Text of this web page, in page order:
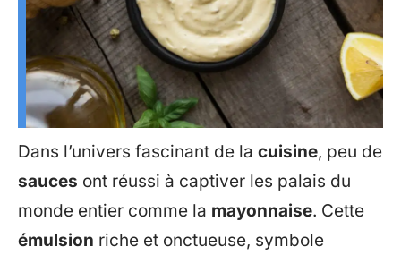
Dans l’univers fascinant de la cuisine, peu de
sauces ont réussi à captiver les palais du
monde entier comme la mayonnaise. Cette
émulsion riche et onctueuse, symbole